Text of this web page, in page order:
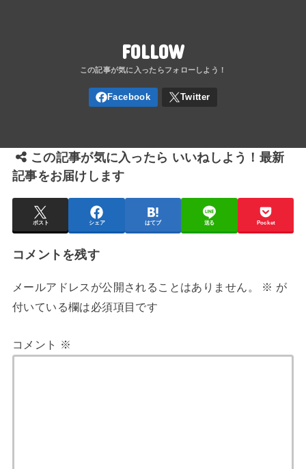
FOLLOW
この記事が気に入ったら いいねしよう！最新
記事をお届けします
ポスト シェア はてブ 送る Pocket
コメントを残す
メールアドレスが公開されることはありません。 ※ が
付いている欄は必須項目です
コメント ※